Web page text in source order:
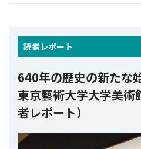
読者レポート
640年の歴史の新たな
東京藝術大学大学美術
者レポート）